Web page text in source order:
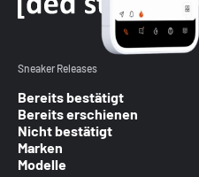
Sneaker Releases
Bereits bestätigt
Bereits erschienen
Nicht bestätigt
Marken
Modelle